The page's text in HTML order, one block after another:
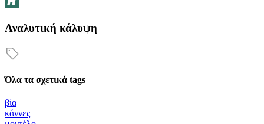
Αναλυτική κάλυψη
Όλα τα σχετικά tags
βία
κάννες